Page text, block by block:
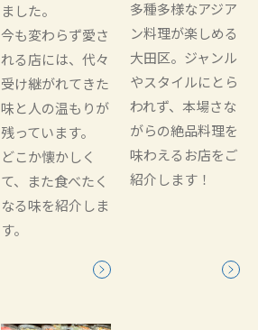
ました。
今も変わらず愛さ
れる店には、代々
受け継がれてきた
味と人の温もりが
残っています。
どこか懐かしく
て、また食べたく
なる味を紹介しま
す。
多種多様なアジア
ン料理が楽しめる
大田区。ジャンル
やスタイルにとら
われず、本場さな
がらの絶品料理を
味わえるお店をご
紹介します！